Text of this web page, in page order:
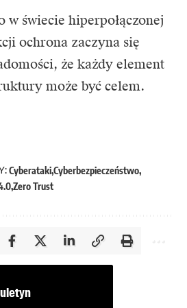
w świecie hiperpołączonej
ochrona zaczyna się
że każdy element
może być celem.
CyberatakiCyberbezpieczeństwo
Zero Trust